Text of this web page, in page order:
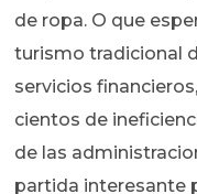
de ropa. O que
turismo tradicional
servicios
cientos de
de las
partida interesante